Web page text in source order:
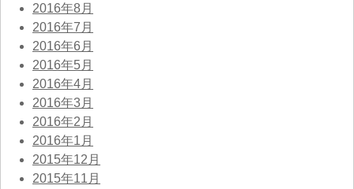
2016年8月
2016年7月
2016年6月
2016年5月
2016年4月
2016年3月
2016年2月
2016年1月
2015年12月
2015年11月